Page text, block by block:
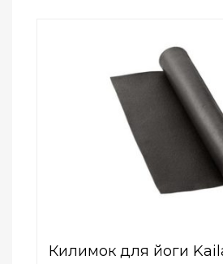
Килимок для йоги
Add to